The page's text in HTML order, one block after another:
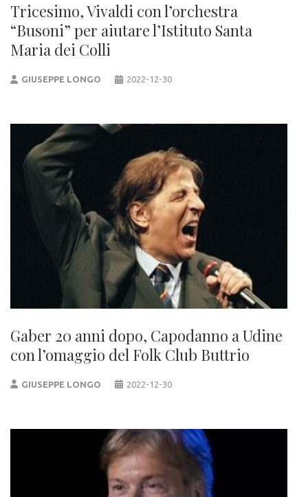
Tricesimo, Vivaldi con l’orchestra
“Busoni” per aiutare l’Istituto Santa
Maria dei Colli
GIUSEPPE LONGO 2022-12-30
Gaber 20 anni dopo, Capodanno a Udine
con l’omaggio del Folk Club Buttrio
GIUSEPPE LONGO 2022-12-30